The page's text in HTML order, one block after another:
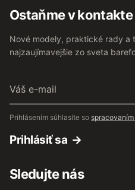
Ostaňme v kontakte
Nové modely, praktické rady a
najzaujímavejšie zo sveta
e-
mail
Prihlásením súhlasíte so
Prihlásiť sa
Sledujte nás